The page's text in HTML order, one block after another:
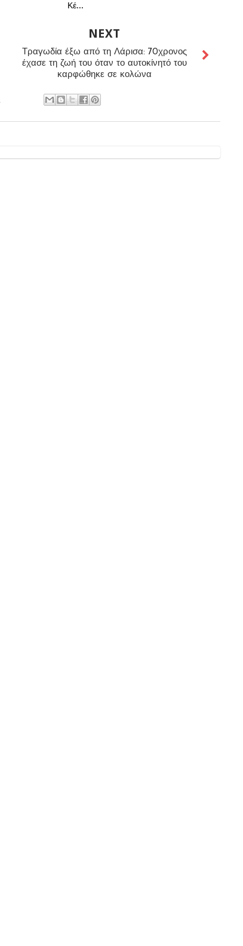
Κέ...
NEXT
Τραγωδία έξω από τη Λάρισα: 70χρονος
έχασε τη ζωή του όταν το αυτοκίνητό του
καρφώθηκε σε κολώνα